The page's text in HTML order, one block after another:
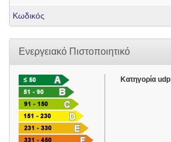
Κωδικός
Ενεργειακό Πιστοποιητικό
Κατηγορία udp